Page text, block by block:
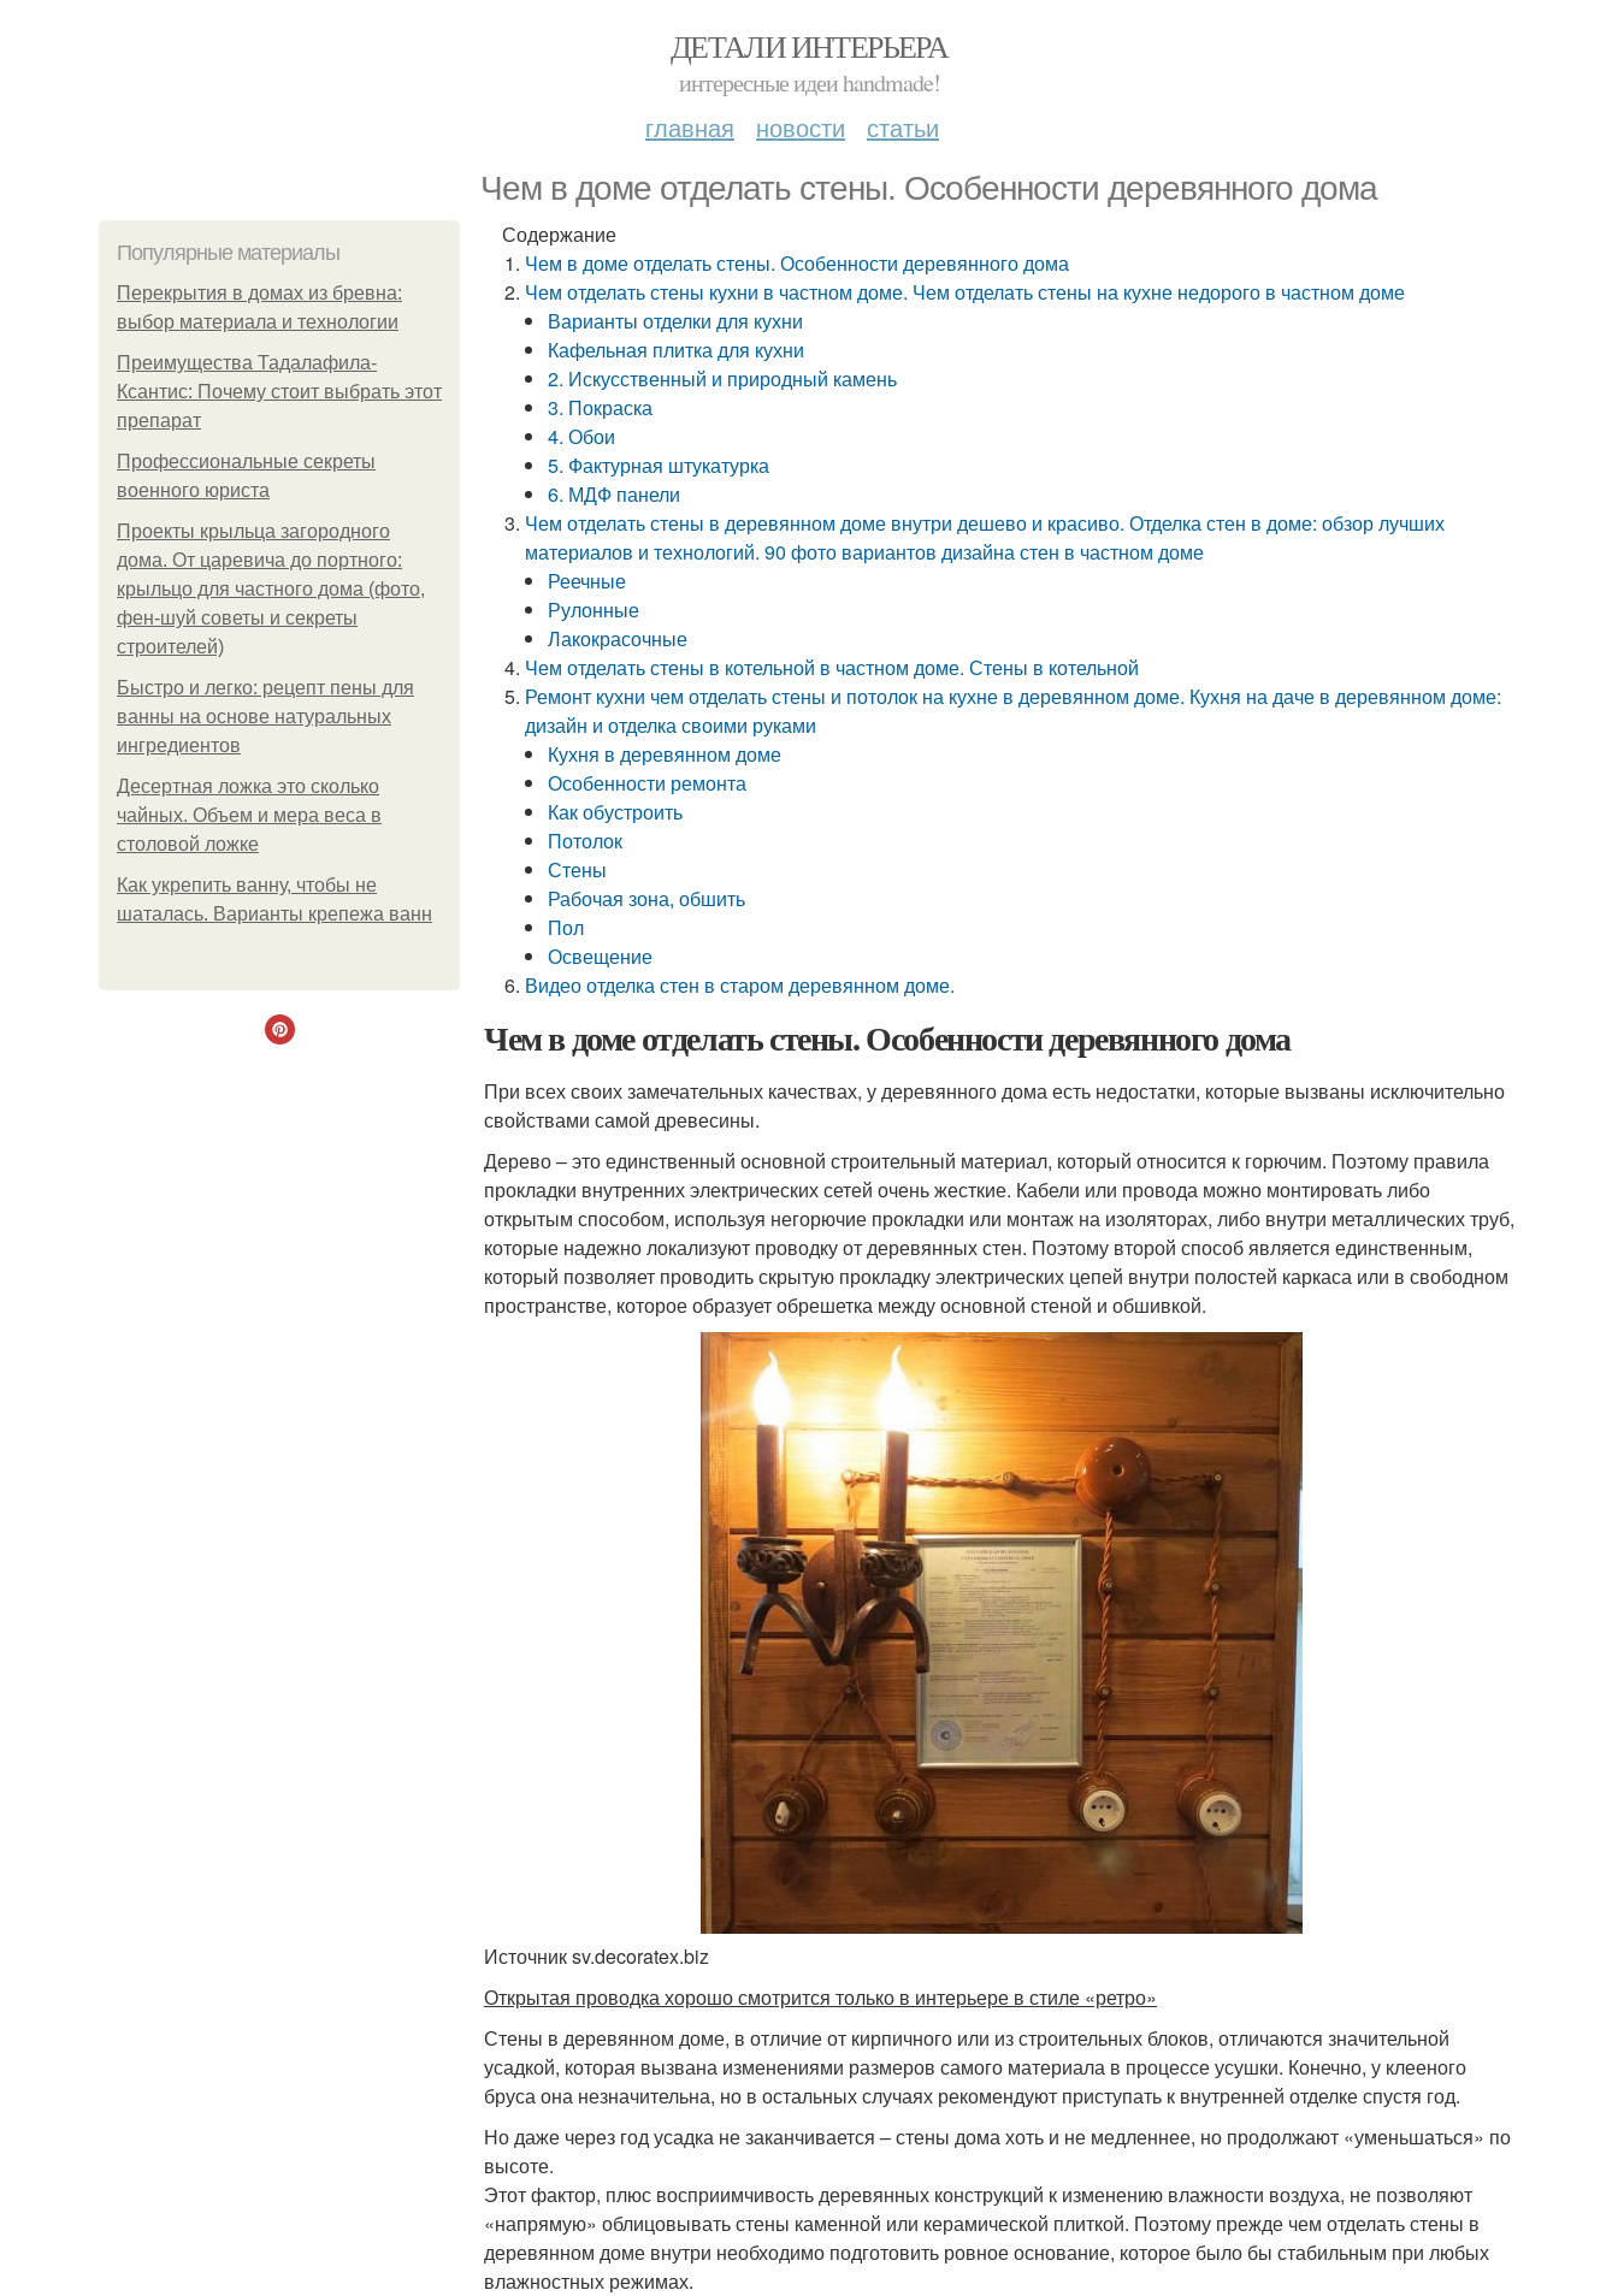
ДЕТАЛИ ИНТЕРЬЕРА
интересные идеи handmade!
главная новости статьи
Чем в доме отделать стены. Особенности деревянного дома
Популярные материалы
Перекрытия в домах из бревна:
выбор материала и технологии
Преимущества Тадалафила-
Ксантис: Почему стоит выбрать этот
препарат
Профессиональные секреты
военного юриста
Проекты крыльца загородного
дома. От царевича до портного:
крыльцо для частного дома (фото,
фен-шуй советы и секреты
строителей)
Быстро и легко: рецепт пены для
ванны на основе натуральных
ингредиентов
Десертная ложка это сколько
чайных. Объем и мера веса в
столовой ложке
Как укрепить ванну, чтобы не
шаталась. Варианты крепежа ванн
Содержание
Чем в доме отделать стены. Особенности деревянного дома
Чем отделать стены кухни в частном доме. Чем отделать стены на кухне недорого в частном доме
Варианты отделки для кухни
Кафельная плитка для кухни
2. Искусственный и природный камень
3. Покраска
4. Обои
5. Фактурная штукатурка
6. МДФ панели
Чем отделать стены в деревянном доме внутри дешево и красиво. Отделка стен в доме: обзор лучших
материалов и технологий. 90 фото вариантов дизайна стен в частном доме
Реечные
Рулонные
Лакокрасочные
Чем отделать стены в котельной в частном доме. Стены в котельной
Ремонт кухни чем отделать стены и потолок на кухне в деревянном доме. Кухня на даче в деревянном доме:
дизайн и отделка своими руками
Кухня в деревянном доме
Особенности ремонта
Как обустроить
Потолок
Стены
Рабочая зона, обшить
Пол
Освещение
Видео отделка стен в старом деревянном доме.
Чем в доме отделать стены. Особенности деревянного дома
При всех своих замечательных качествах, у деревянного дома есть недостатки, которые вызваны исключительно
свойствами самой древесины.
Дерево – это единственный основной строительный материал, который относится к горючим. Поэтому правила
прокладки внутренних электрических сетей очень жесткие. Кабели или провода можно монтировать либо
открытым способом, используя негорючие прокладки или монтаж на изоляторах, либо внутри металлических труб,
которые надежно локализуют проводку от деревянных стен. Поэтому второй способ является единственным,
который позволяет проводить скрытую прокладку электрических цепей внутри полостей каркаса или в свободном
пространстве, которое образует обрешетка между основной стеной и обшивкой.
Источник sv.decoratex.biz
Открытая проводка хорошо смотрится только в интерьере в стиле «ретро»
Стены в деревянном доме, в отличие от кирпичного или из строительных блоков, отличаются значительной
усадкой, которая вызвана изменениями размеров самого материала в процессе усушки. Конечно, у клееного
бруса она незначительна, но в остальных случаях рекомендуют приступать к внутренней отделке спустя год.
Но даже через год усадка не заканчивается – стены дома хоть и не медленнее, но продолжают «уменьшаться» по
высоте.
Этот фактор, плюс восприимчивость деревянных конструкций к изменению влажности воздуха, не позволяют
«напрямую» облицовывать стены каменной или керамической плиткой. Поэтому прежде чем отделать стены в
деревянном доме внутри необходимо подготовить ровное основание, которое было бы стабильным при любых
влажностных режимах.